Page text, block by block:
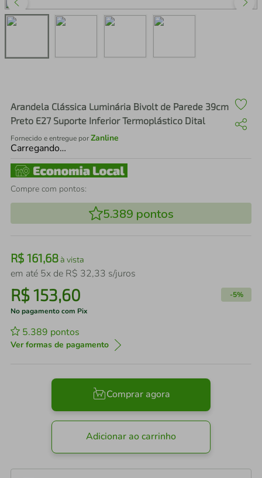
Arandela Clássica Luminária Bivolt de Parede 39cm
Preto E27 Suporte Inferior Termoplástico Dital
Fornecido e entregue porZanline
Carregando…
Compre com pontos:
5.389 pontos
R$ 161,68à vista
em até 5x de R$ 32,33 s/juros
R$153,60 -5%
No pagamento com Pix
5.389 pontos
Ver formas de pagamento
Comprar agora
Adicionar ao carrinho
perfume